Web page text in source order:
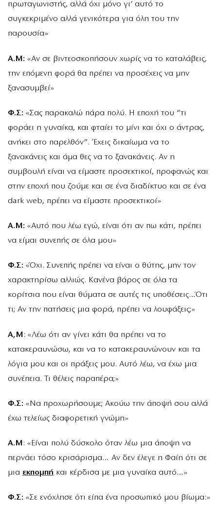
πρωταγωνιστής, αλλά όχι μόνο γι’ αυτό το
συγκεκριμένο αλλά γενικότερα για όλη του την
παρουσία»
Α.Μ: «Αν σε βιντεοσκοπήσουν χωρίς να το καταλάβεις,
την επόμενη φορά θα πρέπει να προσέχεις να μην
ξανασυμβεί»
Φ.Σ: «Σας παρακαλώ πάρα πολύ. Η εποχή του “τι
φοράει η γυναίκα, και φταίει το μίνι και όχι ο άντρας,
ανήκει στο παρελθόν”. Έχεις δικαίωμα να το
ξανακάνεις και άμα θες να το ξανακάνεις. Αν η
συμβουλή είναι να είμαστε προσεκτικοί, προφανώς και
στην εποχή που ζούμε και σε ένα διαδίκτυο και σε ένα
dark web, πρέπει να είμαστε προσεκτικοί»
Α.Μ: «Αυτό που λέω εγώ, είναι ότι αν πω κάτι, πρέπει
να είμαι συνεπής σε όλα μου»
Φ.Σ: «Όχι. Συνεπής πρέπει να είναι ο θύτης, μην τον
χαρακτηρίσω αλλιώς. Κανένα βάρος σε όλα τα
κορίτσια που είναι θύματα σε αυτές τις υποθέσεις…Ότι
τι; Αν την πατήσεις μια φορά, πρέπει να λουφάξεις;»
Α,Μ : «Λέω ότι αν γίνει κάτι θα πρέπει να το
κατακεραυνώσω, και να το κατακεραυνώνουν και τα
λόγια μου και οι πράξεις μου. Αυτό λέω, να έχω μια
συνέπεια. Τι θέλεις παραπέρα;»
Φ.Σ: «Να προχωρήσουμε; Ακούω την άποψή σου αλλά
έχω τελείως διαφορετική γνώμη»
Α.Μ : «Είναι πολύ δύσκολο όταν λέω μια άποψη να
περνάει τόσο κρισάρισμα… Αν δεν έλεγε η Φαίη ότι σε
μια εκπομπή και κέρδισα με μια γυναίκα αυτό…»
Φ.Σ: «Σε ενόχλησε ότι είπα ένα προσωπικό μου βίωμα:»